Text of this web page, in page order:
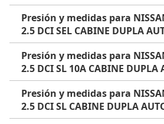
Presión y medidas para
2.5 DCI SEL CABINE DUPLA
Presión y medidas para
2.5 DCI SL 10A CABINE DUPLA
Presión y medidas para
2.5 DCI SL CABINE DUPLA